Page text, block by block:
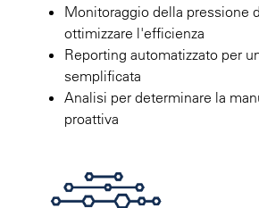
Monitoraggio della pressione
ottimizzare l'efficienza
Reporting automatizzato per
semplificata
Analisi per determinare la
proattiva